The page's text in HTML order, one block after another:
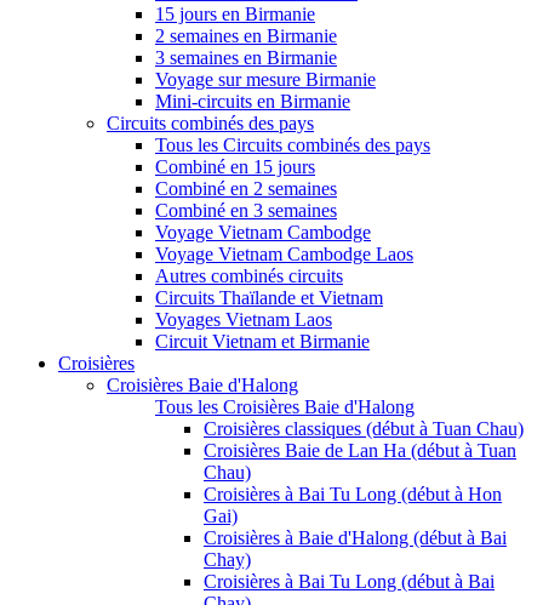
15 jours en Birmanie
2 semaines en Birmanie
3 semaines en Birmanie
Voyage sur mesure Birmanie
Mini-circuits en Birmanie
Circuits combinés des pays
Tous les Circuits combinés des pays
Combiné en 15 jours
Combiné en 2 semaines
Combiné en 3 semaines
Voyage Vietnam Cambodge
Voyage Vietnam Cambodge Laos
Autres combinés circuits
Circuits Thaïlande et Vietnam
Voyages Vietnam Laos
Circuit Vietnam et Birmanie
Croisières
Croisières Baie d'Halong
Tous les Croisières Baie d'Halong
Croisières classiques (début à Tuan Chau)
Croisières Baie de Lan Ha (début à Tuan
Chau)
Croisières à Bai Tu Long (début à Hon
Gai)
Croisières à Baie d'Halong (début à Bai
Chay)
Croisières à Bai Tu Long (début à Bai